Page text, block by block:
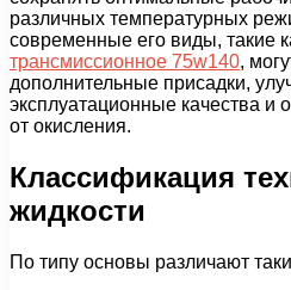
различных температурных
современные его виды, такие
трансмиссионное 75w140,
дополнительные присадки,
эксплуатационные качества
от окисления.
Классификация
жидкости
По типу основы различают